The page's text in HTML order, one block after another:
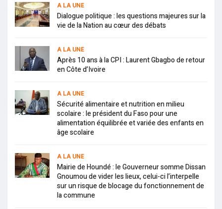
A LA UNE
Dialogue politique : les questions majeures sur la
vie de la Nation au cœur des débats
A LA UNE
Après 10 ans à la CPI : Laurent Gbagbo de retour
en Côte d’Ivoire
A LA UNE
Sécurité alimentaire et nutrition en milieu
scolaire : le président du Faso pour une
alimentation équilibrée et variée des enfants en
âge scolaire
A LA UNE
Mairie de Houndé : le Gouverneur somme Dissan
Gnoumou de vider les lieux, celui-ci l’interpelle
sur un risque de blocage du fonctionnement de
la commune